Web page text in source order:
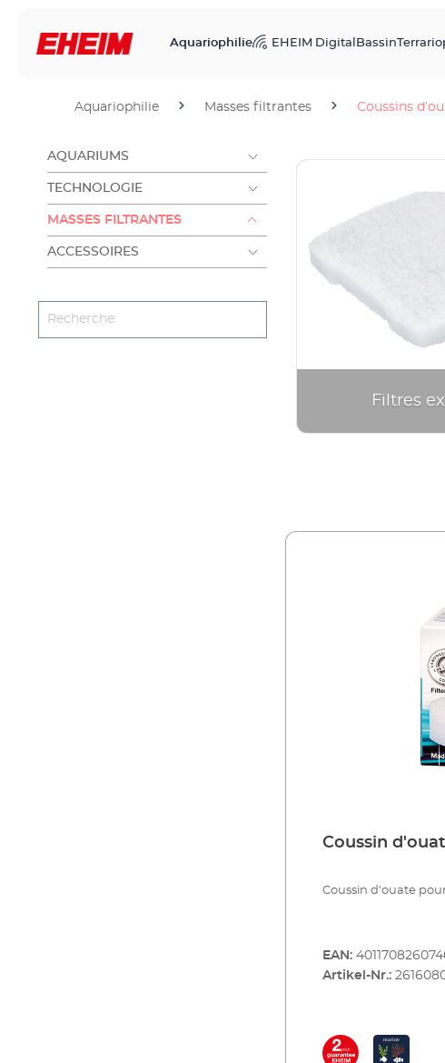
Aquariophilie EHEIM Digital Bassin
Aquariophilie Masses filtrantes Coussins
AQUARIUMS
TECHNOLOGIE
MASSES FILTRANTES
ACCESSOIRES
Filtres
Coussin
Coussin d'ouate
EAN:
Artikel-Nr.: